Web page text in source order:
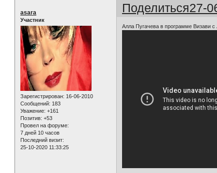
Поделиться27-
asara
Участник
Зарегистрирован: 16-06-2010
Сообщений: 183
Уважение: +161
Позитив: +53
Провел на форуме:
7 дней 10 часов
Последний визит:
25-10-2020 11:33:25
Алла Пугачева в программе Визави с